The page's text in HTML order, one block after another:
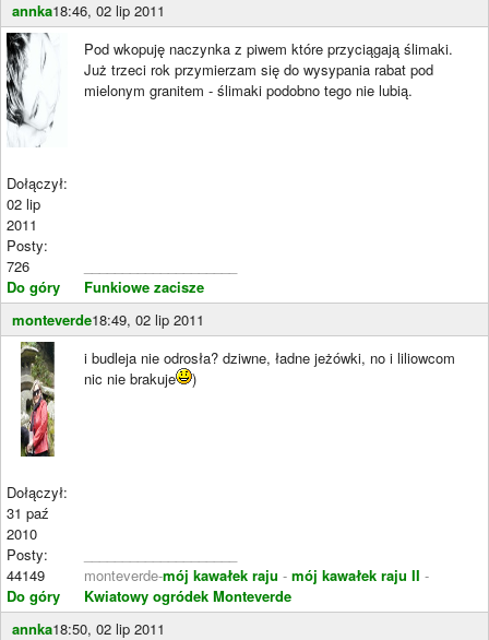
annka18:46, 02 lip 2011
Dołączył:
02 lip
2011
Posty:
726
Do góry
Pod wkopuję naczynka z piwem które przyciągają ślimaki.
Już trzeci rok przymierzam się do wysypania rabat pod
mielonym granitem - ślimaki podobno tego nie lubią.
Funkiowe zacisze
monteverde18:49, 02 lip 2011
Dołączył:
31 paź
2010
Posty:
44149
Do góry
i budleja nie odrosła? dziwne, ładne jeżówki, no i liliowcom
nic nie brakuje
)
monteverde-mój kawałek raju - mój kawałek raju II -
Kwiatowy ogródek Monteverde
annka18:50, 02 lip 2011